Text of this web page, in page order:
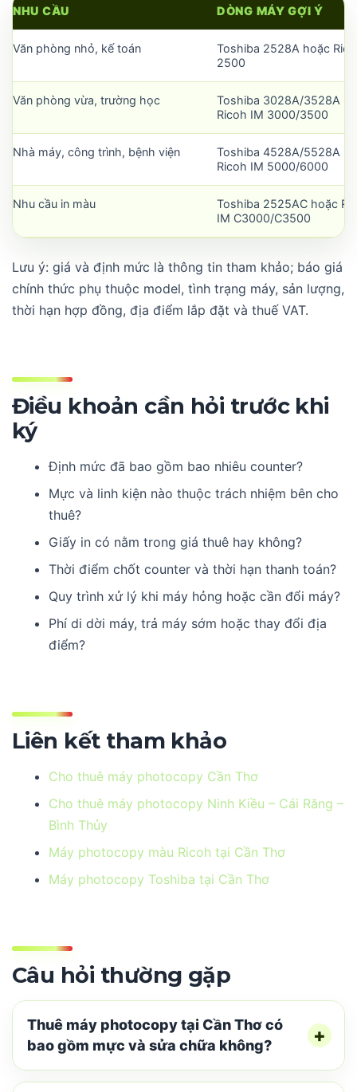
NHU CẦU DÒNG MÁY GỢI Ý
Văn phòng nhỏ, kế toán
Toshiba 2528A hoặc
2500
Văn phòng vừa, trường học
Toshiba 3028A/3528A
Ricoh IM 3000/3500
Nhà máy, công trình, bệnh viện
Toshiba 4528A/5528A
Ricoh IM 5000/6000
Nhu cầu in màu
Toshiba 2525AC hoặc
IM C3000/C3500
Lưu ý: giá và định mức là thông tin tham khảo; báo giá
chính thức phụ thuộc model, tình trạng máy, sản lượng,
thời hạn hợp đồng, địa điểm lắp đặt và thuế VAT.
Điều khoản cần hỏi trước khi
ký
Định mức đã bao gồm bao nhiêu counter?
Mực và linh kiện nào thuộc trách nhiệm bên cho
thuê?
Giấy in có nằm trong giá thuê hay không?
Thời điểm chốt counter và thời hạn thanh toán?
Quy trình xử lý khi máy hỏng hoặc cần đổi máy?
Phí di dời máy, trả máy sớm hoặc thay đổi địa
điểm?
Liên kết tham khảo
Cho thuê máy photocopy Cần Thơ
Cho thuê máy photocopy Ninh Kiều – Cái Răng –
Bình Thủy
Máy photocopy màu Ricoh tại Cần Thơ
Máy photocopy Toshiba tại Cần Thơ
Câu hỏi thường gặp
Thuê máy photocopy tại Cần Thơ có
bao gồm mực và sửa chữa không?